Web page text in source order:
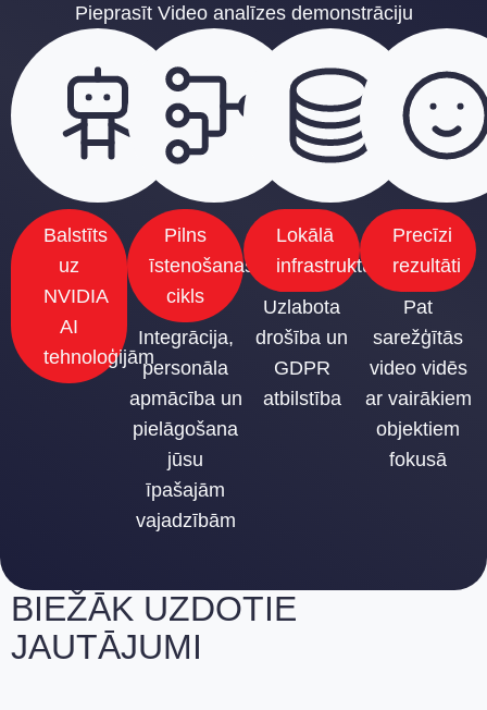
Pieprasīt Video analīzes demonstrāciju
Balstīts
uz
NVIDIA
AI
tehnoloģijām
Pilns
īstenošanas
cikls
Integrācija,
personāla
apmācība un
pielāgošana
jūsu
īpašajām
vajadzībām
Lokālā
infrastruktūra
Uzlabota
drošība un
GDPR
atbilstība
Precīzi
rezultāti
Pat
sarežģītās
video vidēs
ar vairākiem
objektiem
fokusā
BIEŽĀK UZDOTIE
JAUTĀJUMI